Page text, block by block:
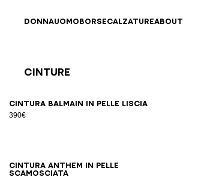
DONNAUOMOBORSECALZATUREABOUT
Cinture
Cintura Balmain in pelle liscia
390€
6570758085 9095100
Cintura Anthem in pelle
scamosciata
657075 8085